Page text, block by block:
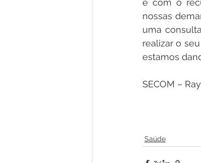
e com o
nossas
uma
realizar o
estamos
SECOM –
Saúde